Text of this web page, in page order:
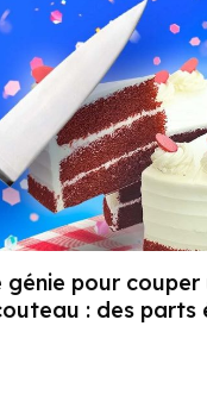
génie pour
: des parts